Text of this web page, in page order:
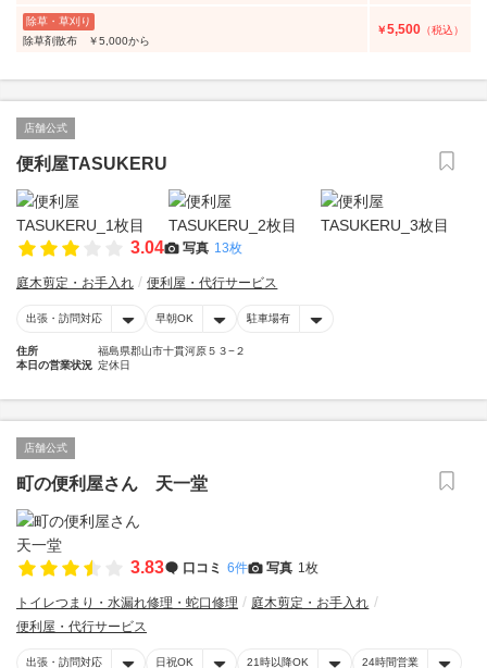
除草・草刈り
除草剤散布 ￥5,000から
￥5,500 （税込）
店舗公式
便利屋TASUKERU
3.04 写真 13枚
庭木剪定・お手入れ 便利屋・代行サービス
出張・訪問対応 早朝OK 駐車場有
住所
福島県郡山市十貫河原５３−２
本日の営業状況 定休日
店舗公式
町の便利屋さん 天一堂
3.83 口コミ 6件 写真 1枚
トイレつまり・水漏れ修理・蛇口修理
庭木剪定・お手入れ
便利屋・代行サービス
出張・訪問対応 日祝OK 21時以降OK 24時間営業